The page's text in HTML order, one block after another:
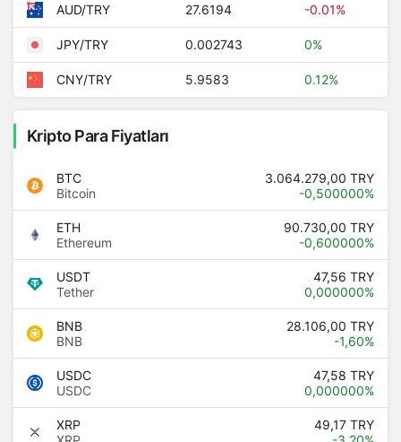
AUD/TRY 27.6194 -0.01%
JPY/TRY 0.002743 0%
CNY/TRY 5.9583 0.12%
Kripto Para Fiyatları
BTC
Bitcoin
3.064.279,00 TRY
-0,500000%
ETH
Ethereum
90.730,00 TRY
-0,600000%
USDT
Tether
47,56 TRY
0,000000%
BNB
BNB
28.106,00 TRY
-1,60%
USDC
USDC
47,58 TRY
0,000000%
XRP
49,17 TRY